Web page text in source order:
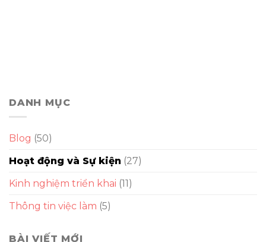
DANH MỤC
Blog (50)
Hoạt động và Sự kiện (27)
Kinh nghiệm triển khai (11)
Thông tin việc làm (5)
BÀI VIẾT MỚI